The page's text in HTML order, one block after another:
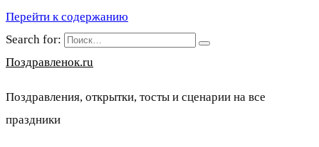
Перейти к содержанию
Search for:
Поздравленок.ru
Поздравления, открытки, тосты и сценарии на все
праздники